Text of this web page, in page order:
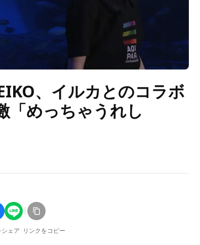
、イルカとのコラボ
「めっちゃうれし
ェア リンクをコピー